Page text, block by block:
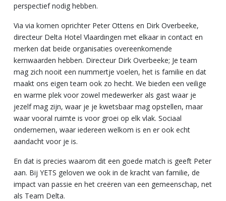
perspectief nodig hebben.
Via via komen oprichter Peter Ottens en Dirk Overbeeke,
directeur Delta Hotel Vlaardingen met elkaar in contact en
merken dat beide organisaties overeenkomende
kernwaarden hebben. Directeur Dirk Overbeeke; Je team
mag zich nooit een nummertje voelen, het is familie en dat
maakt ons eigen team ook zo hecht. We bieden een veilige
en warme plek voor zowel medewerker als gast waar je
jezelf mag zijn, waar je je kwetsbaar mag opstellen, maar
waar vooral ruimte is voor groei op elk vlak. Sociaal
ondernemen, waar iedereen welkom is en er ook echt
aandacht voor je is.
En dat is precies waarom dit een goede match is geeft Peter
aan. Bij YETS geloven we ook in de kracht van familie, de
impact van passie en het creëren van een gemeenschap, net
als Team Delta.